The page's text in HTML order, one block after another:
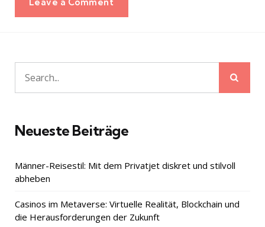
Search
for:
Neueste Beiträge
Männer-Reisestil: Mit dem Privatjet diskret und stilvoll
abheben
Casinos im Metaverse: Virtuelle Realität, Blockchain und
die Herausforderungen der Zukunft